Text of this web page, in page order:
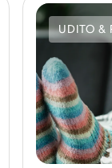
UDITO &